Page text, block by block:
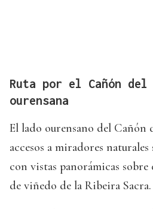
Ruta por el Cañón
ourensana
El lado ourensano del Cañón
accesos a miradores
con vistas panorámicas
de viñedo de la Ribeira Sacra.